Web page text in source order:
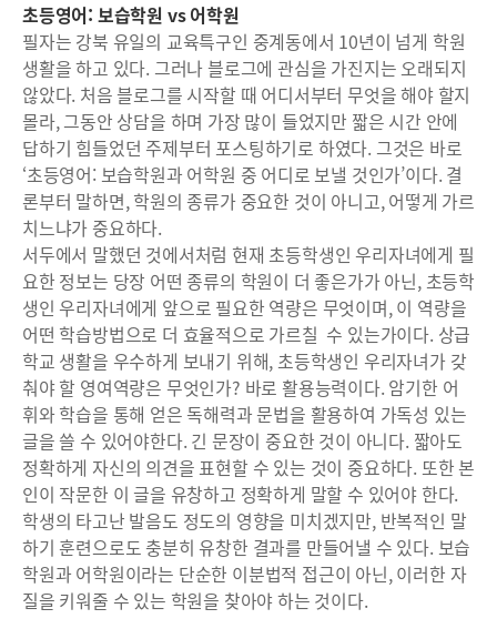
초등영어: 보습학원 vs 어학원
필자는 강북 유일의 교육특구인 중계동에서 10년이 넘게 학원
생활을 하고 있다. 그러나 블로그에 관심을 가진지는 오래되지
않았다. 처음 블로그를 시작할 때 어디서부터 무엇을 해야 할지
몰라, 그동안 상담을 하며 가장 많이 들었지만 짧은 시간 안에
답하기 힘들었던 주제부터 포스팅하기로 하였다. 그것은 바로
‘초등영어: 보습학원과 어학원 중 어디로 보낼 것인가’이다. 결
론부터 말하면, 학원의 종류가 중요한 것이 아니고, 어떻게 가르
치느냐가 중요하다.
서두에서 말했던 것에서처럼 현재 초등학생인 우리자녀에게 필
요한 정보는 당장 어떤 종류의 학원이 더 좋은가가 아닌, 초등학
생인 우리자녀에게 앞으로 필요한 역량은 무엇이며, 이 역량을
어떤 학습방법으로 더 효율적으로 가르칠 수 있는가이다. 상급
학교 생활을 우수하게 보내기 위해, 초등학생인 우리자녀가 갖
춰야 할 영여역량은 무엇인가? 바로 활용능력이다. 암기한 어
휘와 학습을 통해 얻은 독해력과 문법을 활용하여 가독성 있는
글을 쓸 수 있어야한다. 긴 문장이 중요한 것이 아니다. 짧아도
정확하게 자신의 의견을 표현할 수 있는 것이 중요하다. 또한 본
인이 작문한 이 글을 유창하고 정확하게 말할 수 있어야 한다.
학생의 타고난 발음도 정도의 영향을 미치겠지만, 반복적인 말
하기 훈련으로도 충분히 유창한 결과를 만들어낼 수 있다. 보습
학원과 어학원이라는 단순한 이분법적 접근이 아닌, 이러한 자
질을 키워줄 수 있는 학원을 찾아야 하는 것이다.